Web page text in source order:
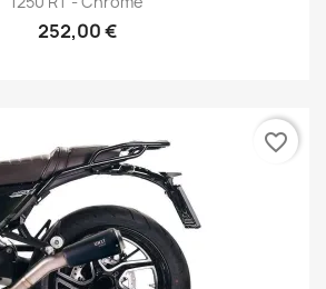
252,00 €
favorite_border